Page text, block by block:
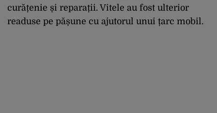
curățenie și reparații. Vitele au fost ulterior
readuse pe pășune cu ajutorul unui țarc mobil.